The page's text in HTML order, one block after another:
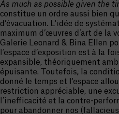
As much as possible given the
constitue un ordre aussi bien
d’évacuation. L’idée de
maximum d’œuvres d’art de la
Galerie Leonard & Bina Ellen
l’espace d’exposition est à la
expansible, théoriquement
épuisante. Toutefois, la
donné le temps et l’espace
restriction appréciable, une
l’inefficacité et la contre-
pour abandonner nos